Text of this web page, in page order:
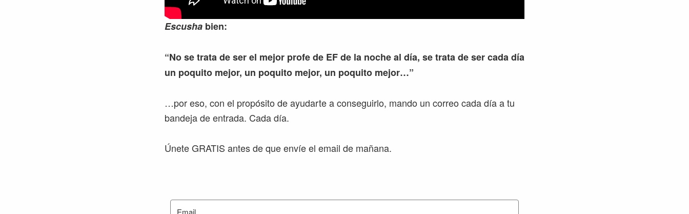
Escusha bien:
“No se trata de ser el mejor profe de EF de la noche al día, se trata de ser cada día
un poquito mejor, un poquito mejor, un poquito mejor…”
…por eso, con el propósito de ayudarte a conseguirlo, mando un correo cada día a tu
bandeja de entrada. Cada día.
Únete GRATIS antes de que envíe el email de mañana.